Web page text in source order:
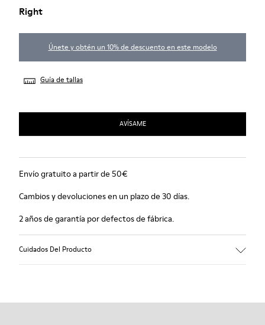
Right
Únete y obtén un 10% de descuento en este modelo
Guía de tallas
AVÍSAME
Envío gratuito a partir de 50€
Cambios y devoluciones en un plazo de 30 días.
2 años de garantía por defectos de fábrica.
Cuidados Del Producto